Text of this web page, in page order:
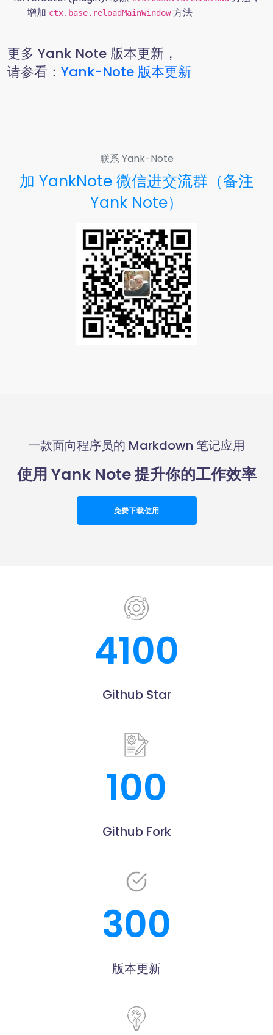
增加 ctx.base.reloadMainWindow方法
更多 Yank Note 版本更新，
请参看： Yank-Note 版本更新
联系 Yank-Note
加 YankNote 微信进交流群（备注
Yank Note）
一款面向程序员的 Markdown 笔记应用
使用 Yank Note 提升你的工作效率
免费下载使用
4100
Github Star
100
Github Fork
300
版本更新